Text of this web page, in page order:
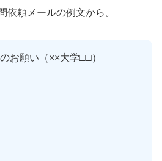
依頼メールの例文から。
お願い（××大学□□）